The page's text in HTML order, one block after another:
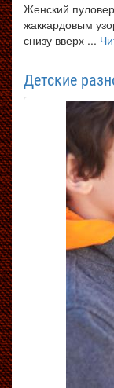
Женский
жаккардовым
снизу вверх ...
Детские